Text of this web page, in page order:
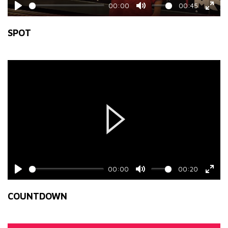
Play
00:00
Mute
00:45
SPOT
Play
00:00
Mute
00:20
Play
COUNTDOWN